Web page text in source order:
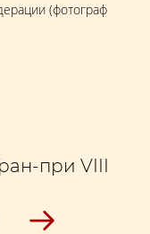
(фотограф
при VIII